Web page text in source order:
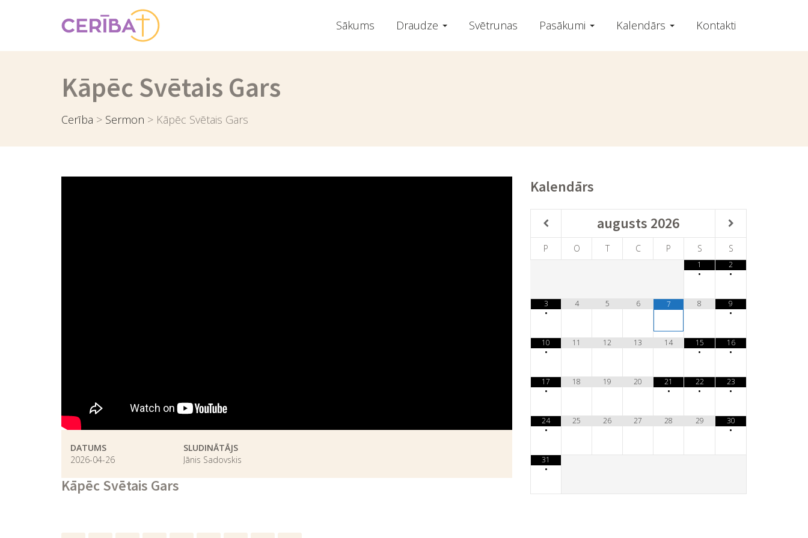
Sākums Draudze Svētrunas Pasākumi Kalendārs Kontakti
Kāpēc Svētais Gars
Cerība > Sermon > Kāpēc Svētais Gars
DATUMS
2026-04-26
SLUDINĀTĀJS
Jānis Sadovskis
Kāpēc Svētais Gars
Kalendārs
augusts 2026
P O T C P S S
1
•
2
•
3
•
4 5 6 7 8
9
•
10
•
11 12 13 14
15
•
16
•
17
•
18 19 20
21
•
22
•
23
•
24
•
25 26 27 28 29
30
•
31
•